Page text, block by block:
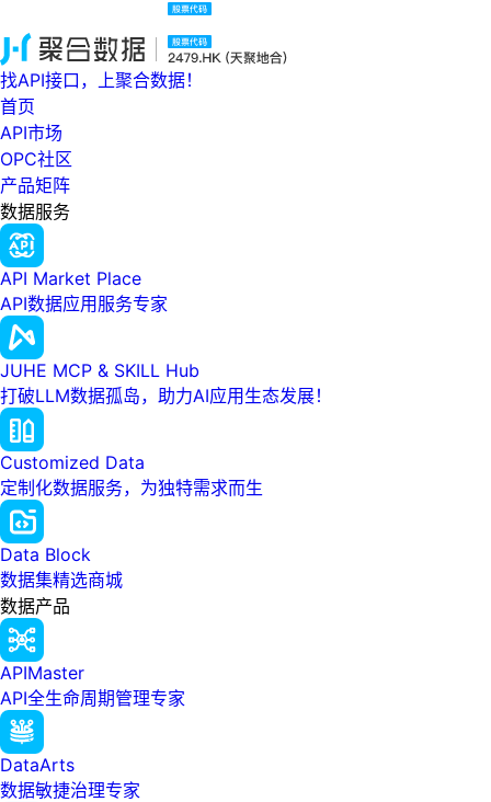
找API接口，上聚合数据！
首页
API市场
OPC社区
产品矩阵
数据服务
API Market Place
API数据应用服务专家
JUHE MCP & SKILL Hub
打破LLM数据孤岛，助力AI应用生态发展！
Customized Data
定制化数据服务，为独特需求而生
Data Block
数据集精选商城
数据产品
APIMaster
API全生命周期管理专家
DataArts
数据敏捷治理专家